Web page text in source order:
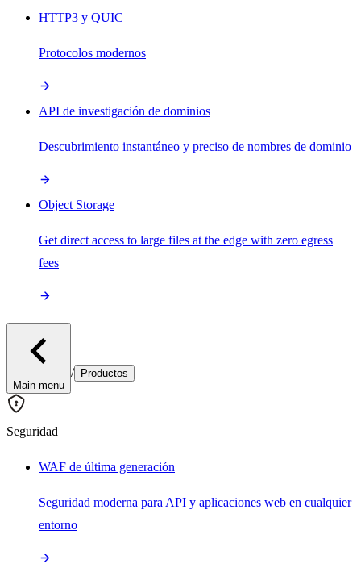
HTTP3 y QUIC
Protocolos modernos
API de investigación de dominios
Descubrimiento instantáneo y preciso de nombres de dominio
Object Storage
Get direct access to large files at the edge with zero egress
fees
Main menu
/ Productos
Seguridad
WAF de última generación
Seguridad moderna para API y aplicaciones web en cualquier
entorno